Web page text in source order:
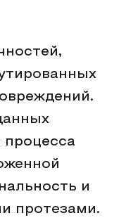
процесса
и
протезами.